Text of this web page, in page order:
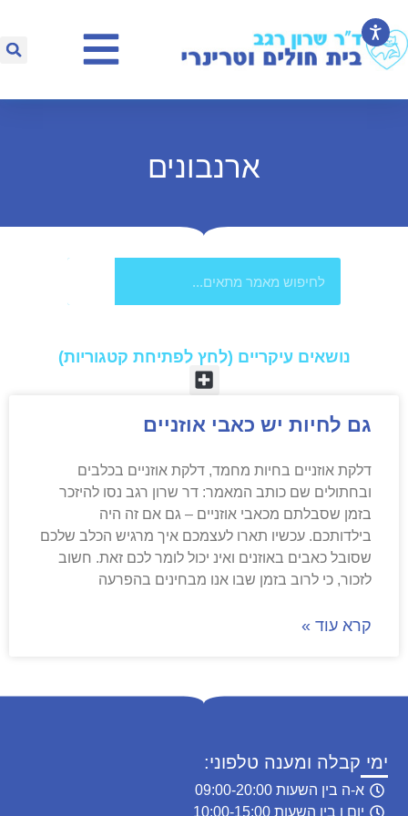
ארנבונים
נושאים עיקריים (לחץ לפתיחת קטגוריות)​
גם לחיות יש כאבי אוזניים
דלקת אוזניים בחיות מחמד, דלקת אוזניים בכלבים
ובחתולים שם כותב המאמר: דר שרון רגב נסו להיזכר
בזמן שסבלתם מכאבי אוזניים – גם אם זה היה
בילדותכם. עכשיו תארו לעצמכם איך מרגיש הכלב שלכם
שסובל כאבים באוזנים ואינ יכול לומר לכם זאת. חשוב
לזכור, כי לרוב בזמן שבו אנו מבחינים בהפרעה
קרא עוד »
ימי קבלה ומענה טלפוני:
א-ה בין השעות 09:00-20:00
יום ו ביו השעות 10:00-15:00